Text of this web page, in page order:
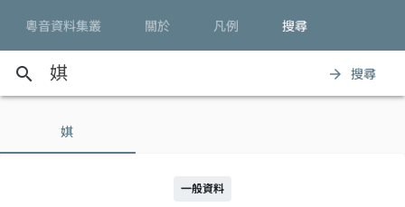
粵音資料集叢 關於 凡例 搜尋
search arrow_forward 搜尋
娸
一般資料